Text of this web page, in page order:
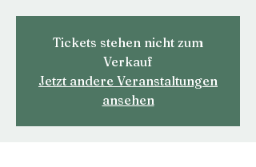
Tickets stehen nicht zum
Verkauf
Jetzt andere Veranstaltungen
ansehen